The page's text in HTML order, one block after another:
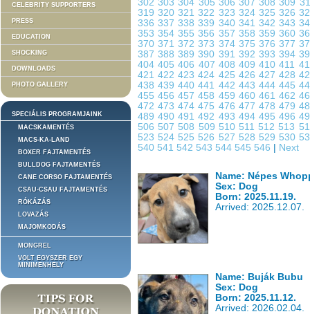
CELEBRITY SUPPORTERS
PRESS
EDUCATION
SHOCKING
DOWNLOADS
PHOTO GALLERY
SPECIÁLIS PROGRAMJAINK
MACSKAMENTÉS
MACS-KA-LAND
BOXER FAJTAMENTÉS
BULLDOG FAJTAMENTÉS
CANE CORSO FAJTAMENTÉS
CSAU-CSAU FAJTAMENTÉS
RÓKÁZÁS
LOVAZÁS
MAJOMKODÁS
MONGREL
VOLT EGYSZER EGY
MINIMENHELY
302303304 305 306 307308309
319320321322 323 324 325 326
336337338339 340 341 342 343
353354355356 357 358 359 360
370371372373 374 375 376 377
387388389390 391 392 393 394
404405406 407 408 409410411
421422423424 425 426 427 428
438439440441 442 443 444 445
455456457458 459 460 461 462
472473474475 476 477 478 479
489490491492 493 494 495 496
506 507 508 509 510 511 512 513
523 524 525 526 527 528 529 530
540 541 542 543 544 545 546 Next
Name: Népes
Sex: Dog
Born: 2025.11.19.
Arrived: 2025.12.07.
Name: Buják Bubu
Sex: Dog
Born: 2025.11.12.
Arrived: 2026.02.04.